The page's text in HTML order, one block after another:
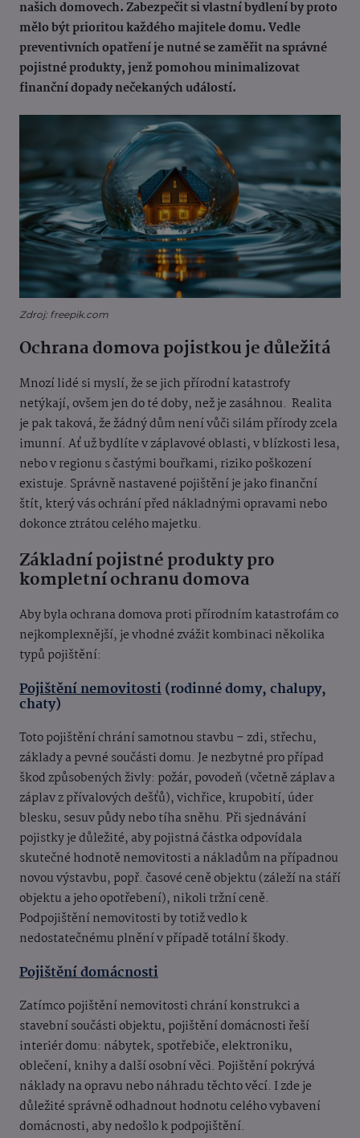
našich domovech. Zabezpečit si vlastní bydlení by proto
mělo být prioritou každého majitele domu. Vedle
preventivních opatření je nutné se zaměřit na správné
pojistné produkty, jenž pomohou minimalizovat
finanční dopady nečekaných událostí.
Zdroj: freepik.com
Ochrana domova pojistkou je důležitá
Mnozí lidé si myslí, že se jich přírodní katastrofy
netýkají, ovšem jen do té doby, než je zasáhnou. Realita
je pak taková, že žádný dům není vůči silám přírody zcela
imunní. Ať už bydlíte v záplavové oblasti, v blízkosti lesa,
nebo v regionu s častými bouřkami, riziko poškození
existuje. Správně nastavené pojištění je jako finanční
štít, který vás ochrání před nákladnými opravami nebo
dokonce ztrátou celého majetku.
Základní pojistné produkty pro
kompletní ochranu domova
Aby byla ochrana domova proti přírodním katastrofám co
nejkomplexnější, je vhodné zvážit kombinaci několika
typů pojištění:
Pojištění nemovitosti(rodinné domy, chalupy,
chaty)
Toto pojištění chrání samotnou stavbu – zdi, střechu,
základy a pevné součásti domu. Je nezbytné pro případ
škod způsobených živly: požár, povodeň (včetně záplav a
záplav z přívalových dešťů), vichřice, krupobití, úder
blesku, sesuv půdy nebo tíha sněhu. Při sjednávání
pojistky je důležité, aby pojistná částka odpovídala
skutečné hodnotě nemovitosti a nákladům na případnou
novou výstavbu, popř. časové ceně objektu (záleží na stáří
objektu a jeho opotřebení), nikoli tržní ceně.
Podpojištění nemovitosti by totiž vedlo k
nedostatečnému plnění v případě totální škody.
Pojištění domácnosti
Zatímco pojištění nemovitosti chrání konstrukci a
stavební součásti objektu, pojištění domácnosti řeší
interiér domu: nábytek, spotřebiče, elektroniku,
oblečení, knihy a další osobní věci. Pojištění pokrývá
náklady na opravu nebo náhradu těchto věcí. I zde je
důležité správně odhadnout hodnotu celého vybavení
domácnosti, aby nedošlo k podpojištění.